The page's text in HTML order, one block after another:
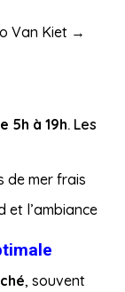
Van Kiet →
5h à 19h. Les
de mer frais
et l’ambiance
, souvent